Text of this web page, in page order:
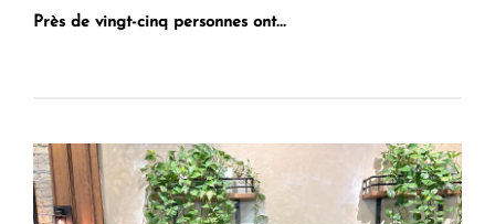
Près de vingt-cinq personnes ont...